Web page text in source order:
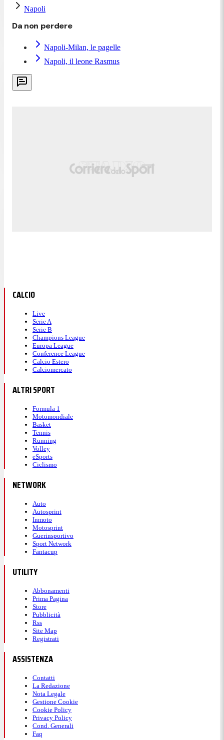
Napoli
Da non perdere
Napoli-Milan, le pagelle
Napoli, il leone Rasmus
CALCIO
Live
Serie A
Serie B
Champions League
Europa League
Conference League
Calcio Estero
Calciomercato
ALTRI SPORT
Formula 1
Motomondiale
Basket
Tennis
Running
Volley
eSports
Ciclismo
NETWORK
Auto
Autosprint
Inmoto
Motosprint
Guerinsportivo
Sport Network
Fantacup
UTILITY
Abbonamenti
Prima Pagina
Store
Pubblicità
Rss
Site Map
Registrati
ASSISTENZA
Contatti
La Redazione
Nota Legale
Gestione Cookie
Cookie Policy
Privacy Policy
Cond. Generali
Faq